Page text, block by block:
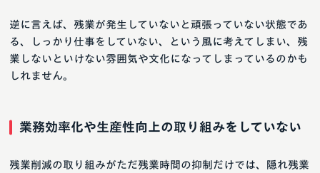
逆に言えば、残業が発生していないと頑張っていない状態であ
る、しっかり仕事をしていない、という風に考えてしまい、残
業しないといけない雰囲気や文化になってしまっているのかも
しれません。
業務効率化や生産性向上の取り組みをしていない
残業削減の取り組みがただ残業時間の抑制だけでは、隠れ残業